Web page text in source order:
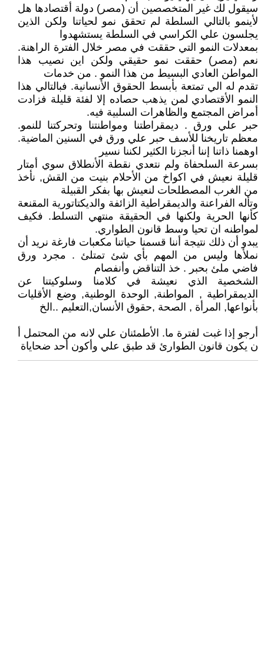
سيقول لك غير المتخصصين أن (مصر) دولة أقتصادها هل
لأينمو بالتالي السلطة لم تحقق نمو لحياتنا ولكن الذين
يجلسون علي الكراسي في السلطة يستشهدوا
بمعدلات النمو التي حققت في مصر خلال الفترة الراهنة.
نعم (مصر) حققت نمو حقيقي ولكن اين نصيب هذا
المواطن العادي البسيط من هذا النمو . من خدمات
تقدم له الي تمتعة بأبسط الحقوق الأنسانية. فبالتالي هذا
النمو الأقتصادي لمن يذهب حصاده إلا لفئة قليلة فزادت
أمراض المجتمع والظاهرات السلبية فيه.
حبر علي ورق . ديمقراطتنا ومواطنتنا وتحركتنا للنمو.
معظم تاريخنا للأسف حبر علي ورق في السنين الماضية.
اوهمنا ذاتنا إننا أنجزنا الكثير لكننا نسير
بسرعة السلحفاة ولم نتعدي نقطة الأنطلاق سوي أمتار
قليلة نعيش في اكواخ من الأحلام بنيت من القش, نأخذ
من الغرب المصطلحات لنعيش بها بفكر القبيلة
وتأله الفراعنة والديمقراطية الزائفة والديكتاتورية المقنعة
كأنها الحرية ولكنها في الحقيقة منتهي التسلط. فكيف
لمواطنه ان تحيا وسط قانون الطواري.
يبدو أن ذلك نتيجة أننا قسمنا حياتنا مكعبات فارغة نريد أن
نملأها وليس من المهم بأي شئ تمتلئ . مجرد ورق
فاضي ملئ بحبر . خذ التناقض وأنفصام
الشخصية الذي نعيشة في كلامنا وسلوكيتنا عن
الديمقراطية , المواطنة, الوحدة الوطنية, وضع الأقليات
بأنواعها, المرأة , الصحة ,حقوق الأنسان,التعليم ..الخ
أرجو إذا غبت لفترة ما. الأطمئنان علي لانه من المحتمل أ
ن يكون قانون الطوارئ قد طبق علي وأكون أحد ضحاياة